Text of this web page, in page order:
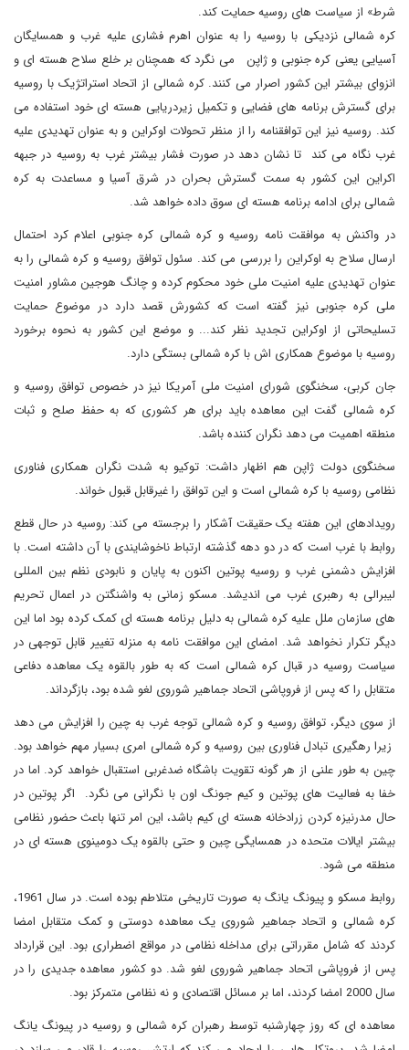
شرط» از سیاست های روسیه حمایت کند.
کره شمالی نزدیکی با روسیه را به عنوان اهرم فشاری علیه غرب و همسایگان
آسیایی یعنی کره جنوبی و ژاپن می نگرد که همچنان بر خلع سلاح هسته ای و
انزوای بیشتر این کشور اصرار می کنند. کره شمالی از اتحاد استراتژیک با روسیه
برای گسترش برنامه های فضایی و تکمیل زیردریایی هسته ای خود استفاده می
کند. روسیه نیز این توافقنامه را از منظر تحولات اوکراین و به عنوان تهدیدی علیه
غرب نگاه می کند تا نشان دهد در صورت فشار بیشتر غرب به روسیه در جبهه
اکراین این کشور به سمت گسترش بحران در شرق آسیا و مساعدت به کره
شمالی برای ادامه برنامه هسته ای سوق داده خواهد شد.
در واکنش به موافقت نامه روسیه و کره شمالی کره جنوبی اعلام کرد احتمال
ارسال سلاح به اوکراین را بررسی می کند. سئول توافق روسیه و کره شمالی را به
عنوان تهدیدی علیه امنیت ملی خود محکوم کرده و چانگ هوجین مشاور امنیت
ملی کره جنوبی نیز گفته است که کشورش قصد دارد در موضوع حمایت
تسلیحاتی از اوکراین تجدید نظر کند... و موضع این کشور به نحوه برخورد
روسیه با موضوع همکاری اش با کره شمالی بستگی دارد.
جان کربی، سخنگوی شورای امنیت ملی آمریکا نیز در خصوص توافق روسیه و
کره شمالی گفت این معاهده باید برای هر کشوری که به حفظ صلح و ثبات
منطقه اهمیت می دهد نگران کننده باشد.
سخنگوی دولت ژاپن هم اظهار داشت: توکیو به شدت نگران همکاری فناوری
نظامی روسیه با کره شمالی است و این توافق را غیرقابل قبول خواند.
رویدادهای این هفته یک حقیقت آشکار را برجسته می کند: روسیه در حال قطع
روابط با غرب است که در دو دهه گذشته ارتباط ناخوشایندی با آن داشته است. با
افزایش دشمنی غرب و روسیه پوتین اکنون به پایان و نابودی نظم بین المللی
لیبرالی به رهبری غرب می اندیشد. مسکو زمانی به واشنگتن در اعمال تحریم
های سازمان ملل علیه کره شمالی به دلیل برنامه هسته ای کمک کرده بود اما این
دیگر تکرار نخواهد شد. امضای این موافقت نامه به منزله تغییر قابل توجهی در
سیاست روسیه در قبال کره شمالی است که به طور بالقوه یک معاهده دفاعی
متقابل را که پس از فروپاشی اتحاد جماهیر شوروی لغو شده بود، بازگرداند.
از سوی دیگر، توافق روسیه و کره شمالی توجه غرب به چین را افزایش می دهد
زیرا رهگیری تبادل فناوری بین روسیه و کره شمالی امری بسیار مهم خواهد بود.
چین به طور علنی از هر گونه تقویت باشگاه ضدغربی استقبال خواهد کرد. اما در
خفا به فعالیت های پوتین و کیم جونگ اون با نگرانی می نگرد. اگر پوتین در
حال مدرنیزه کردن زرادخانه هسته ای کیم باشد، این امر تنها باعث حضور نظامی
بیشتر ایالات متحده در همسایگی چین و حتی بالقوه یک دومینوی هسته ای در
منطقه می شود.
روابط مسکو و پیونگ یانگ به صورت تاریخی متلاطم بوده است. در سال 1961،
کره شمالی و اتحاد جماهیر شوروی یک معاهده دوستی و کمک متقابل امضا
کردند که شامل مقرراتی برای مداخله نظامی در مواقع اضطراری بود. این قرارداد
پس از فروپاشی اتحاد جماهیر شوروی لغو شد. دو کشور معاهده جدیدی را در
سال 2000 امضا کردند، اما بر مسائل اقتصادی و نه نظامی متمرکز بود.
معاهده ای که روز چهارشنبه توسط رهبران کره شمالی و روسیه در پیونگ یانگ